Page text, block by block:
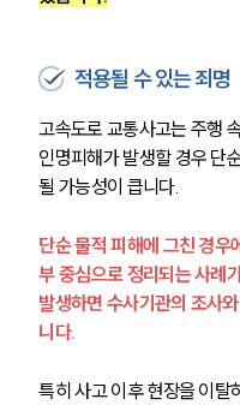
적용될 수 있는 죄명
고속도로 교통사고는 주행
인명피해가 발생할 경우 단
될 가능성이 큽니다.
단순 물적 피해에 그친 경우
부 중심으로 정리되는 사례
발생하면 수사기관의 조사
니다.
특히 사고 이후 현장을 이탈